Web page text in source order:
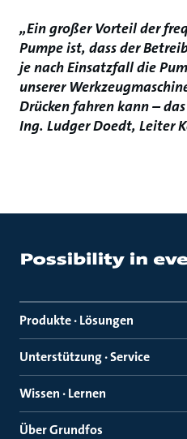
„Ein großer Vorteil der
Pumpe ist, dass der
je nach Einsatzfall die
unserer
Drücken fahren kann –
Ing. Ludger Doedt, Leiter
Produkte · Lösungen
Unterstützung · Service
Wissen · Lernen
Über Grundfos